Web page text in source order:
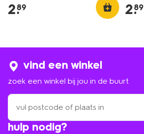
2.
89 2.
89
hulp nodig?
vind een winkel
zoek een winkel bij jou in de buurt
zoek
een
winkel
bij